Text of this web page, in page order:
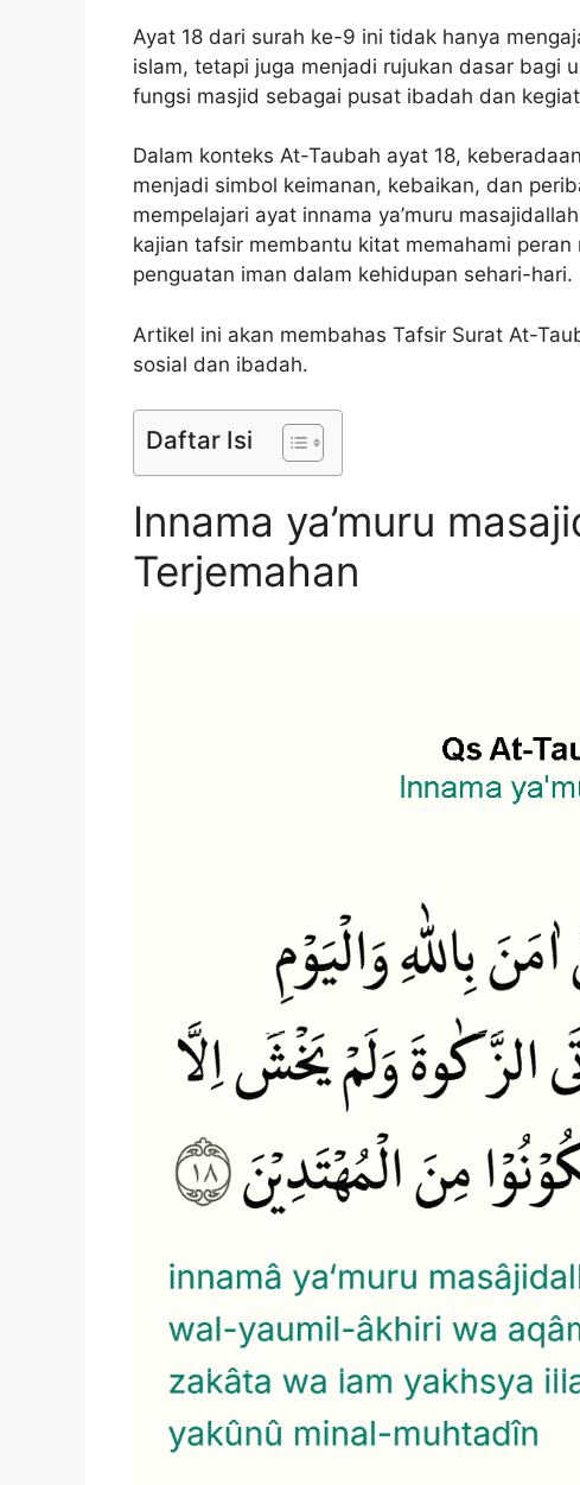
Ayat 18 dari surah ke-9 ini tidak hanya
islam, tetapi juga menjadi rujukan dasar bagi
fungsi masjid sebagai pusat ibadah dan
Dalam konteks At-Taubah ayat 18,
menjadi simbol keimanan, kebaikan, dan
mempelajari ayat innama ya’muru
kajian tafsir membantu kitat memahami
penguatan iman dalam kehidupan sehari-hari.
Artikel ini akan membahas Tafsir Surat At-
sosial dan ibadah.
Daftar Isi
Innama ya’muru
Terjemahan